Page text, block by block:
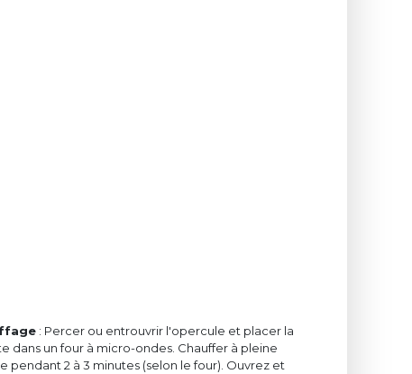
: Percer ou entrouvrir l'opercule et placer la
dans un four à micro-ondes. Chauffer à pleine
pendant 2 à 3 minutes (selon le four). Ouvrez et